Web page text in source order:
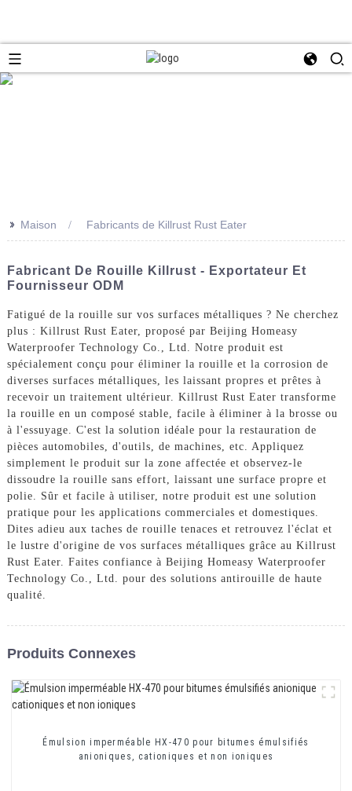
>> Maison Fabricants de Killrust Rust Eater
Fabricant De Rouille Killrust - Exportateur Et
Fournisseur ODM
Fatigué de la rouille sur vos surfaces métalliques ? Ne cherchez
plus : Killrust Rust Eater, proposé par Beijing Homeasy
Waterproofer Technology Co., Ltd. Notre produit est
spécialement conçu pour éliminer la rouille et la corrosion de
diverses surfaces métalliques, les laissant propres et prêtes à
recevoir un traitement ultérieur. Killrust Rust Eater transforme
la rouille en un composé stable, facile à éliminer à la brosse ou
à l'essuyage. C'est la solution idéale pour la restauration de
pièces automobiles, d'outils, de machines, etc. Appliquez
simplement le produit sur la zone affectée et observez-le
dissoudre la rouille sans effort, laissant une surface propre et
polie. Sûr et facile à utiliser, notre produit est une solution
pratique pour les applications commerciales et domestiques.
Dites adieu aux taches de rouille tenaces et retrouvez l'éclat et
le lustre d'origine de vos surfaces métalliques grâce au Killrust
Rust Eater. Faites confiance à Beijing Homeasy Waterproofer
Technology Co., Ltd. pour des solutions antirouille de haute
qualité.
Produits Connexes
Émulsion imperméable HX-470 pour bitumes émulsifiés
anioniques, cationiques et non ioniques